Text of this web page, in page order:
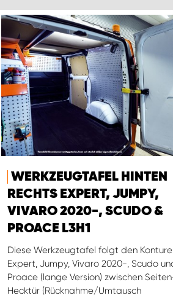
WERKZEUGTAFEL HINTEN
RECHTS EXPERT, JUMPY,
VIVARO 2020-, SCUDO &
PROACE L3H1
Diese Werkzeugtafel folgt den
Expert, Jumpy, Vivaro 2020-, Scudo
Proace (lange Version) zwischen
Hecktür (Rücknahme/Umtausch